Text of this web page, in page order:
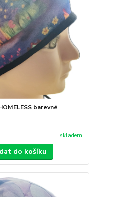
barevné
skladem
do košíku